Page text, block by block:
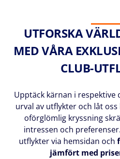
UTFORSKA
MED VÅRA
CLUB-
Upptäck kärnan i
urval av utflykter och låt
oförglömlig kryssning
intressen och
utflykter via hemsidan och
jämfört med